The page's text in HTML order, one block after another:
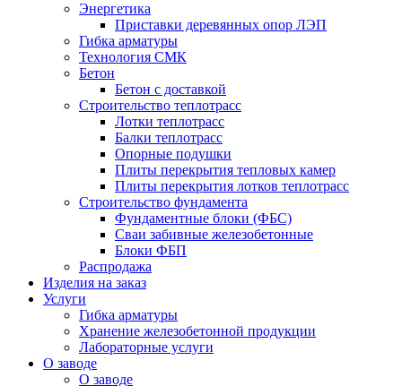
Энергетика
Приставки деревянных опор ЛЭП
Гибка арматуры
Технология СМК
Бетон
Бетон с доставкой
Строительство теплотрасс
Лотки теплотрасс
Балки теплотрасс
Опорные подушки
Плиты перекрытия тепловых камер
Плиты перекрытия лотков теплотрасс
Строительство фундамента
Фундаментные блоки (ФБС)
Сваи забивные железобетонные
Блоки ФБП
Распродажа
Изделия на заказ
Услуги
Гибка арматуры
Хранение железобетонной продукции
Лабораторные услуги
О заводе
О заводе